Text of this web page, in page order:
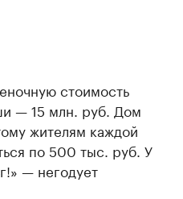
стоимость
— 15 млн. руб. Дом
жителям каждой
по 500 тыс. руб. У
— негодует